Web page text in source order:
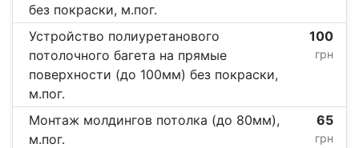
без покраски, м.пог.
Устройство полиуретанового
потолочного багета на прямые
поверхности (до 100мм) без покраски,
м.пог.
100
грн
Монтаж молдингов потолка (до 80мм),
м.пог.
65
грн